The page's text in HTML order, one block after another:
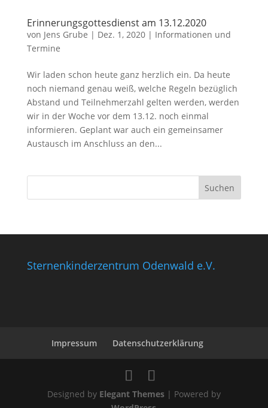
Erinnerungsgottesdienst am 13.12.2020
von Jens Grube | Dez. 1, 2020| Informationen und
Termine
Wir laden schon heute ganz herzlich ein. Da heute
noch niemand genau weiß, welche Regeln bezüglich
Abstand und Teilnehmerzahl gelten werden, werden
wir in der Woche vor dem 13.12. noch einmal
informieren. Geplant war auch ein gemeinsamer
Austausch im Anschluss an den...
Sternenkinderzentrum Odenwald e.V.
Impressum Datenschutzerklärung
Designed by Elegant Themes| Powered by